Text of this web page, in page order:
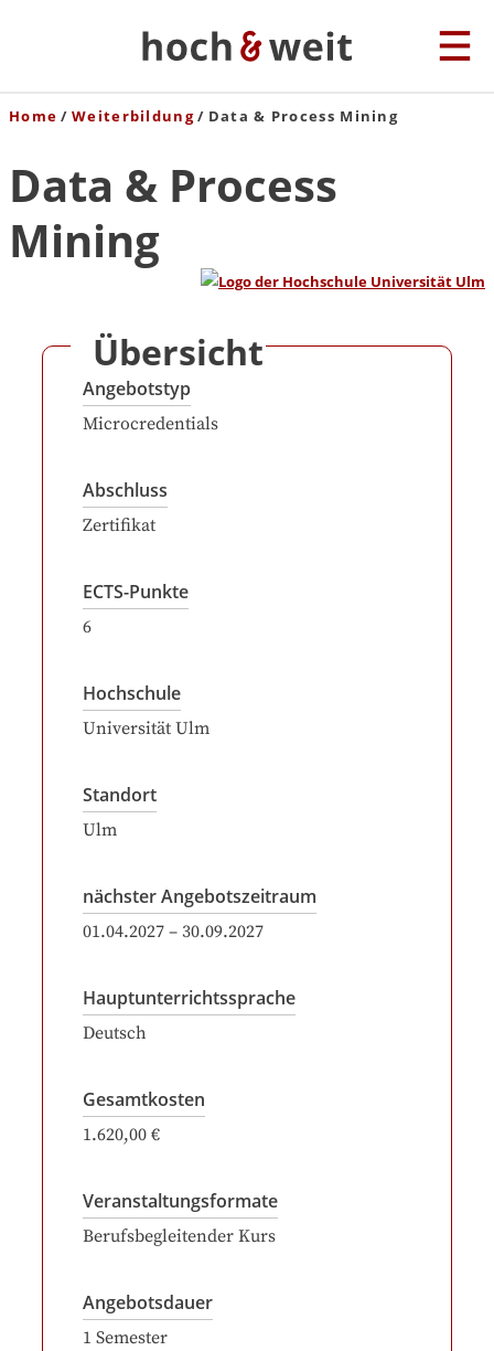
Home Weiterbildung Data & Process Mining
Data & Process
Mining
Übersicht
Angebotstyp
Microcredentials
Abschluss
Zertifikat
ECTS-Punkte
6
Hochschule
Universität Ulm
Standort
Ulm
nächster Angebotszeitraum
01.04.2027 – 30.09.2027
Hauptunterrichtssprache
Deutsch
Gesamtkosten
1.620,00 €
Veranstaltungsformate
Berufsbegleitender Kurs
Angebotsdauer
1 Semester